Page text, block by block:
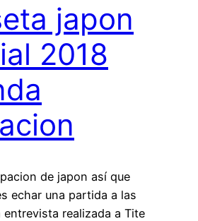
japon
2018
de japon así que
echar una partida a las
entrevista realizada a Tite